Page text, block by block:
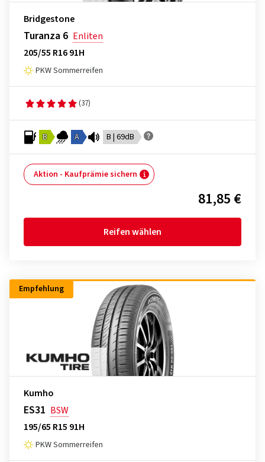
Bridgestone
Turanza 6 Enliten
205/55 R16 91H
PKW Sommerreifen
(37)
B A B | 69dB
Aktion - Kaufprämie sichern
81,85 €
Reifen wählen
Empfehlung
Kumho
ES31 BSW
195/65 R15 91H
PKW Sommerreifen